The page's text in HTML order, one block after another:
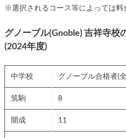
※選択されるコース等によっては料
グノーブル(Gnoble) 吉祥寺校
(2024年度)
中学校 グノーブル合格者(
筑駒 8
開成 11